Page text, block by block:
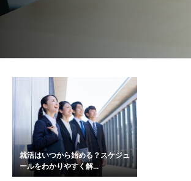
就活はいつから始める？スケジュ
ールをわかりやすく解...